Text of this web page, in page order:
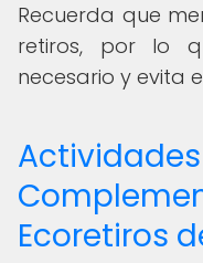
Recuerda que
retiros, por lo
necesario y evita
Actividades
Ecoretiros